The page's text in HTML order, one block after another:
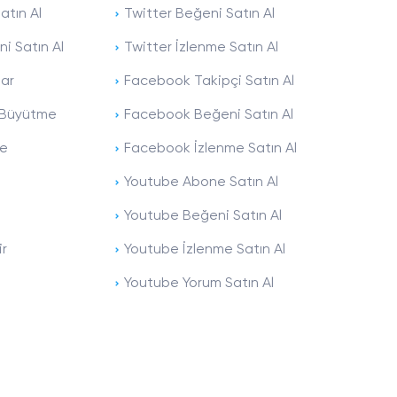
çekmenin en hızlı yollarından biri
sunduğu alanaReels videonuzun
sadece
butonuna tıklamanız
keşfete düşme ihtimalini daha da
sayınızın artmasına hem de markalaşma
Al
Satın Al
Twitter Beğeni Satın Al
Twitter İzlenme Satın Al
Facebook Takipçi Satın Al
Facebook Beğeni Satın Al
Facebook İzlenme Satın Al
Youtube Abone Satın Al
Youtube Beğeni Satın Al
Youtube İzlenme Satın Al
Youtube Yorum Satın Al